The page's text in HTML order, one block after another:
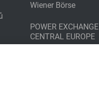
Wiener Börse
POWER EXCHANGE
CENTRAL EUROPE